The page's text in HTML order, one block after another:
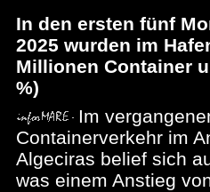
In den ersten fünf
2025 wurden im
Millionen Container
%)
Im
Containerverkehr im
Algeciras belief sich
was einem Anstieg